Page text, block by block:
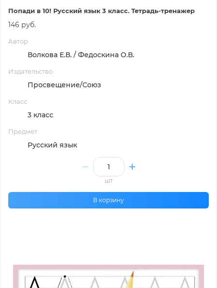
Попади в 10! Русский язык 3 класс. Тетрадь-тренажер
146 руб.
Автор
Волкова Е.В. / Федоскина О.В.
Издательство
Просвещение/Союз
Класс
3 класс
Предмет
Русский язык
шт
В корзину